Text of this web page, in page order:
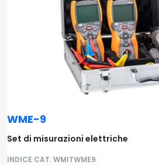
WME-9
Set di misurazioni elettriche
INDICE CAT. WMITWME9